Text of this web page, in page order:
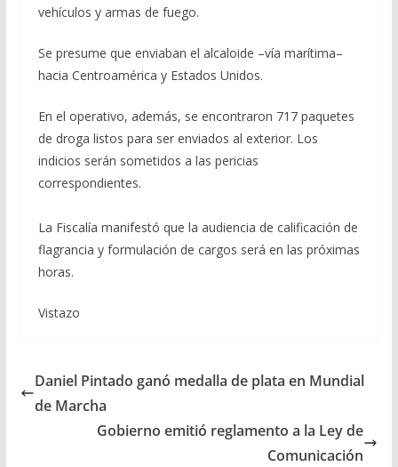
vehículos y armas de fuego.
Se presume que enviaban el alcaloide –vía marítima–
hacia Centroamérica y Estados Unidos.
En el operativo, además, se encontraron 717 paquetes
de droga listos para ser enviados al exterior. Los
indicios serán sometidos a las pericias
correspondientes.
La Fiscalía manifestó que la audiencia de calificación de
flagrancia y formulación de cargos será en las próximas
horas.
Vistazo
Daniel Pintado ganó medalla de plata en Mundial
de Marcha
Gobierno emitió reglamento a la Ley de
Comunicación